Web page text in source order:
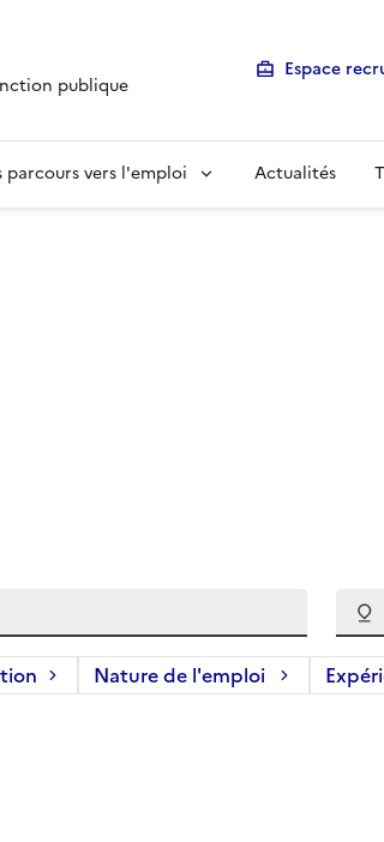
publique
Espace
parcours vers l'emploi Actualités
Nature de l'emploi